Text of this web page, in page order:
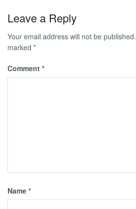
Leave a Reply
Your email address will not be published.
marked *
Comment *
Name *